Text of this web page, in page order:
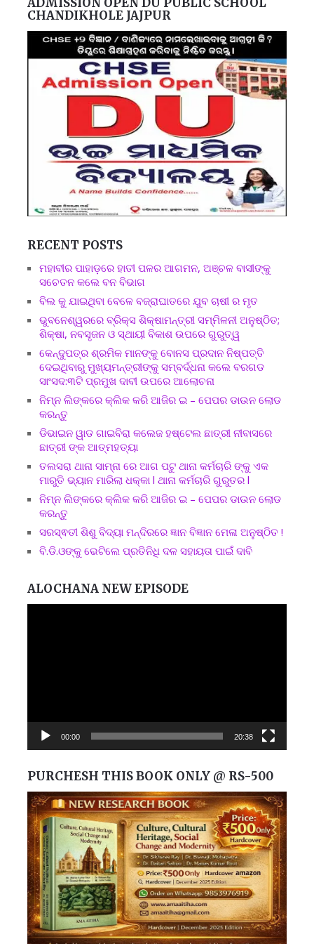
CHANDIKHOLE JAJPUR
RECENT POSTS
ମହାବୀର ପାହାଡ଼ରେ ହାତୀ ପଳର ଆଗମନ, ଅଞ୍ଚଳ ବାସୀଙ୍କୁ
ସଚେତନ କଲେ ବନ ବିଭାଗ
ବିଲ କୁ ଯାଇଥିବା ବେଳେ ବଜ୍ରାଘାତରେ ଯୁବ ଚାଷୀ ର ମୃତ
ଭୁବନେଶ୍ୱରରେ ବ୍ରିକ୍ସ ଶିକ୍ଷାମନ୍ତ୍ରୀ ସମ୍ମିଳନୀ ଅନୁଷ୍ଠିତ;
ଶିକ୍ଷା, ନବସୃଜନ ଓ ସ୍ଥାୟୀ ବିକାଶ ଉପରେ ଗୁରୁତ୍ୱ
କେନ୍ଦୁପତ୍ର ଶ୍ରମିକ ମାନଙ୍କୁ ବୋନସ ପ୍ରଦାନ ନିଷ୍ପତ୍ତି
ଦେଇଥିବାରୁ ମୁଖ୍ୟମନ୍ତ୍ରୀଙ୍କୁ ସମ୍ବର୍ଦ୍ଧନା କଲେ ବରଗଡ
ସାଂସଦ:୩ଟି ପ୍ରମୁଖ ଦାବୀ ଉପରେ ଆଲୋଚନା
ନିମ୍ନ ଲିଙ୍କରେ କ୍ଲିକ କରି ଆଜିର ଇ – ପେପର ଡାଉନ ଲୋଡ
କରନ୍ତୁ
ଡିଭାଇନ ୱାଡ ଗାଇବିରା କଲେଜ ହଷ୍ଟେଲ ଛାତ୍ରୀ ନୀବାସରେ
ଛାତ୍ରୀ ଙ୍କ ଆତ୍ମହତ୍ୟା
ତଲସରା ଥାନା ସାମ୍ନା ରେ ଆଗ ପଟୁ ଥାନା କର୍ମଚାରି ଙ୍କୁ ଏକ
ମାରୁତି ଭ୍ୟାନ ମାରିଲା ଧକ୍କା l ଥାନା କର୍ମଚାରି ଗୁରୁତର l
ନିମ୍ନ ଲିଙ୍କରେ କ୍ଲିକ କରି ଆଜିର ଇ – ପେପର ଡାଉନ ଲୋଡ
କରନ୍ତୁ
ସରସ୍ଵତୀ ଶିଶୁ ବିଦ୍ୟା ମନ୍ଦିରରେ ଜ୍ଞାନ ବିଜ୍ଞାନ ମେଳା ଅନୁଷ୍ଠିତ !
ବି.ଡି.ଓଙ୍କୁ ଭେଟିଲେ ପ୍ରତିନିଧି ଦଳ ସହାୟତା ପାଇଁ ଦାବି
ALOCHANA NEW EPISODE
00:00 20:38
PURCHESH THIS BOOK ONLY @ RS-500